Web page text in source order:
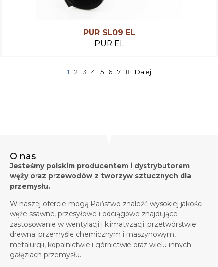
PUR SL09 EL
PUR EL
1 2 3 4 5 6 7 8 Dalej
O nas
Jesteśmy polskim producentem i dystrybutorem
węży oraz przewodów z tworzyw sztucznych dla
przemysłu.
W naszej ofercie mogą Państwo znaleźć wysokiej jakości
węże ssawne, przesyłowe i odciągowe znajdujące
zastosowanie w wentylacji i klimatyzacji, przetwórstwie
drewna, przemyśle chemicznym i maszynowym,
metalurgii, kopalnictwie i górnictwie oraz wielu innych
gałęziach przemysłu.